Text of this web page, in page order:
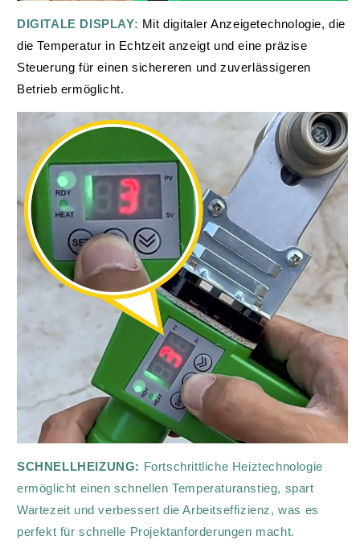
DIGITALE DISPLAY: Mit digitaler Anzeigetechnologie, die
die Temperatur in Echtzeit anzeigt und eine präzise
Steuerung für einen sichereren und zuverlässigeren
Betrieb ermöglicht.
SCHNELLHEIZUNG: Fortschrittliche Heiztechnologie
ermöglicht einen schnellen Temperaturanstieg, spart
Wartezeit und verbessert die Arbeitseffizienz, was es
perfekt für schnelle Projektanforderungen macht.